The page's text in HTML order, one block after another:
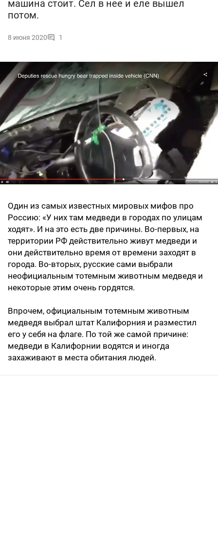
машина стоит. Сел в нее и еле вышел
потом.
8 июня 2020 1
Один из самых известных мировых мифов про
Россию: «У них там медведи в городах по улицам
ходят». И на это есть две причины. Во-первых, на
территории РФ действительно живут медведи и
они действительно время от времени заходят в
города. Во-вторых, русские сами выбрали
неофициальным тотемным животным медведя и
некоторые этим очень гордятся.
Впрочем, официальным тотемным животным
медведя выбрал штат Калифорния и разместил
его у себя на флаге. По той же самой причине:
медведи в Калифорнии водятся и иногда
захаживают в места обитания людей.